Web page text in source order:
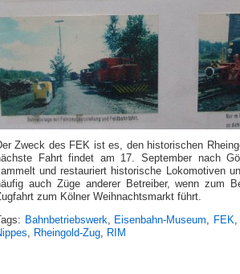
Zweck des FEK ist es, den historischen
Fahrt findet am 17. September nach
und restauriert historische Lokomotiven
auch Züge anderer Betreiber, wenn zum
zum Kölner Weihnachtsmarkt führt.
Bahnbetriebswerk Eisenbahn-Museum FEK
Rheingold-Zug RIM